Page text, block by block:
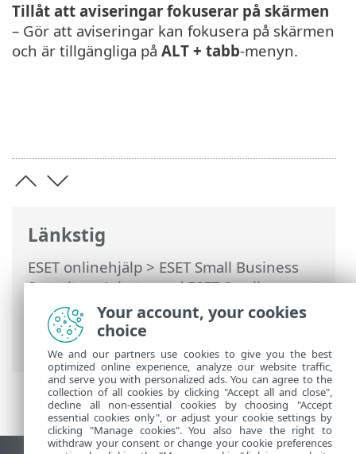
Länkstig
ESET onlinehjälp>ESET Small Business
Security>Arbeta med ESET Small
Business Security>Avancerade
inställningar>Meddelanden
Meddelanden på skrivbordet
Tillåt att aviseringar fokuserar på skärmen
– Gör att aviseringar kan fokusera på skärmen
och är tillgängliga på ALT + tabb-menyn.
Your account, your cookies
choice
We and our partners use cookies to give you the best
optimized online experience, analyze our website traffic,
and serve you with personalized ads. You can agree to the
collection of all cookies by clicking "Accept all and close",
decline all non-essential cookies by choosing "Accept
essential cookies only", or adjust your cookie settings by
clicking "Manage cookies". You also have the right to
withdraw your consent or change your cookie preferences